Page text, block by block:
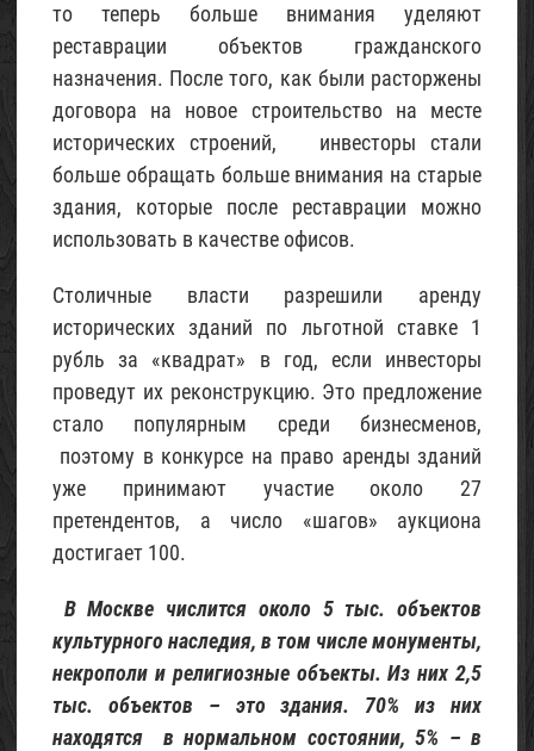
то теперь больше внимания уделяют
реставрации объектов гражданского
назначения. После того, как были расторжены
договора на новое строительство на месте
исторических строений, инвесторы стали
больше обращать больше внимания на старые
здания, которые после реставрации можно
использовать в качестве офисов.
Столичные власти разрешили аренду
исторических зданий по льготной ставке 1
рубль за «квадрат» в год, если инвесторы
проведут их реконструкцию. Это предложение
стало популярным среди бизнесменов,
поэтому в конкурсе на право аренды зданий
уже принимают участие около 27
претендентов, а число «шагов» аукциона
достигает 100.
В Москве числится около 5 тыс. объектов
культурного наследия, в том числе монументы,
некрополи и религиозные объекты. Из них 2,5
тыс. объектов – это здания. 70% из них
находятся в нормальном состоянии, 5% – в
Щебень
известняковый
02
2015
Песок
строительный
Май